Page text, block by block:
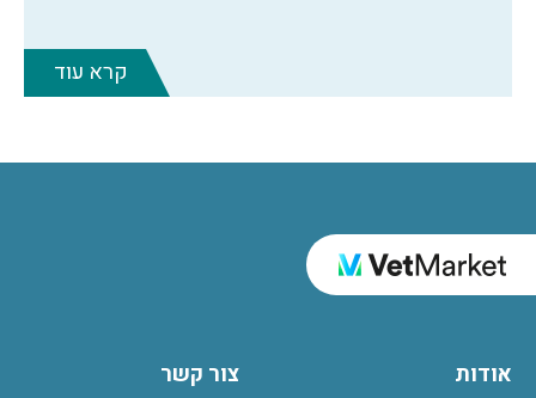
קרא עוד
אודות צור קשר